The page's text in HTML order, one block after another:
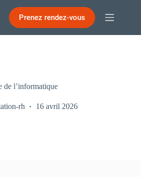
Prenez rendez-vous
de l’informatique
rh 16 avril 2026